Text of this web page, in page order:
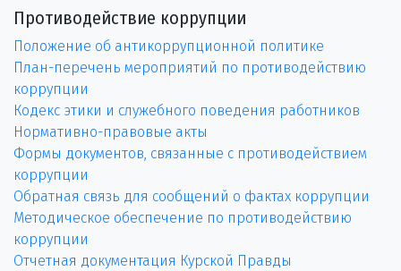
Противодействие коррупции
Положение об антикоррупционной политике
План-перечень мероприятий по противодействию
коррупции
Кодекс этики и служебного поведения работников
Нормативно-правовые акты
Формы документов, связанные с противодействием
коррупции
Обратная связь для сообщений о фактах коррупции
Методическое обеспечение по противодействию
коррупции
Отчетная документация Курской Правды